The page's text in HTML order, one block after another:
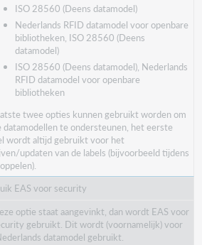
ISO 28560 (Deens datamodel)
Nederlands RFID datamodel voor openbare
bibliotheken, ISO 28560 (Deens
datamodel)
ISO 28560 (Deens datamodel), Nederlands
RFID datamodel voor openbare
bibliotheken
twee opties kunnen gebruikt worden om
datamodellen te ondersteunen, het eerste
wordt altijd gebruikt voor het
updaten van de labels (bijvoorbeeld tijdens
EAS voor security
optie staat aangevinkt, dan wordt EAS voor
gebruikt. Dit wordt (voornamelijk) voor
datamodel gebruikt.